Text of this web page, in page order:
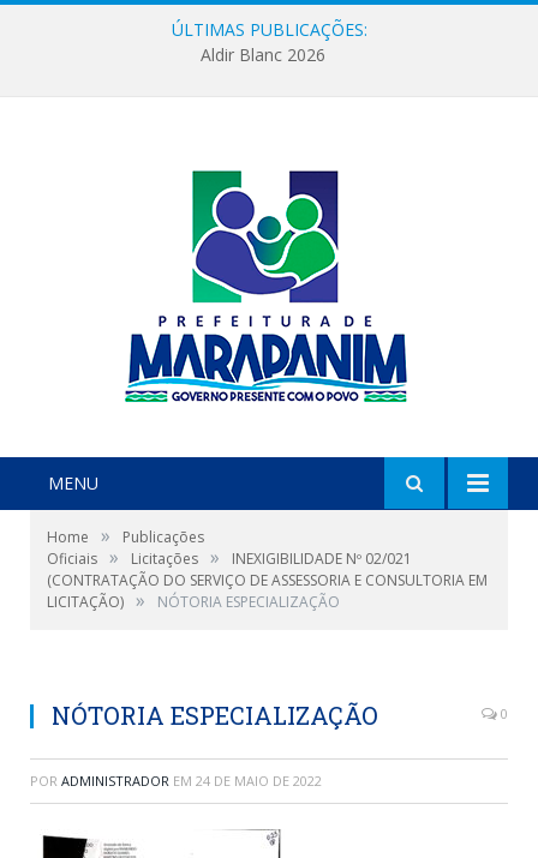
ÚLTIMAS PUBLICAÇÕES:
Aldir Blanc 2026
MENU
Home »
Publicações
Oficiais » Licitações »
INEXIGIBILIDADE Nº 02/021
(CONTRATAÇÃO DO SERVIÇO DE ASSESSORIA E CONSULTORIA EM
LICITAÇÃO) » NÓTORIA ESPECIALIZAÇÃO
NÓTORIA ESPECIALIZAÇÃO 0
POR ADMINISTRADOR EM 24 DE MAIO DE 2022